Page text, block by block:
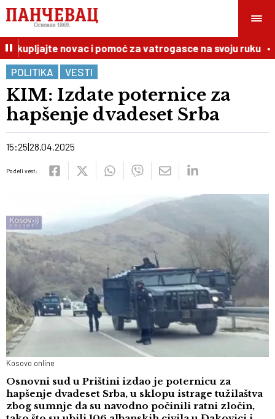
novac i pomoć za vatrogasce na svoju ruku
POLITIKA
VESTI
KIM: Izdate poternice za
hapšenje dvadeset Srba
15:25 28.04.2025
Podeli vest:
Kosovo online
Osnovni sud u Prištini izdao je poternicu za
hapšenje dvadeset Srba, u sklopu istrage tužilaštva
zbog sumnje da su navodno počinili ratni zločin,